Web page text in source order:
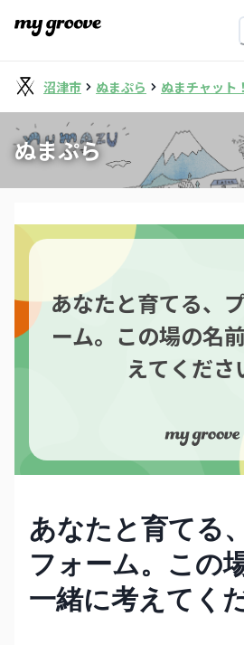
沼津市 ぬまぷら ぬまチャット
ぬまぷら
あなたと育てる、
ーム。この場の名
えてくださ
あなたと育てる
フォーム。この
一緒に考えてく